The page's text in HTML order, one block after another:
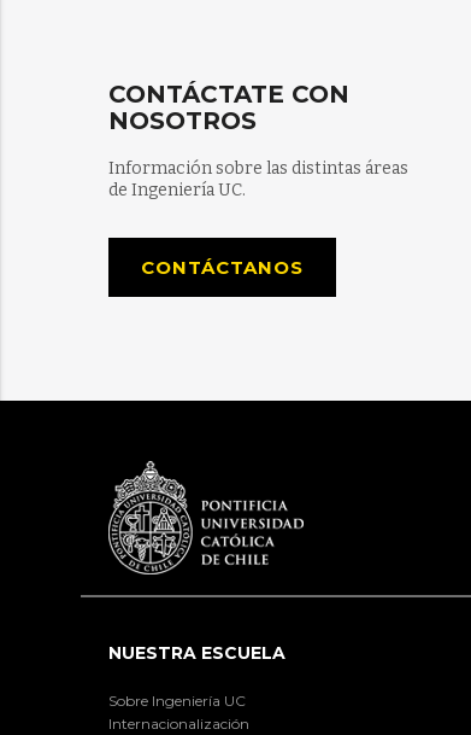
CONTÁCTATE CON
NOSOTROS
Información sobre las distintas áreas
de Ingeniería UC.
CONTÁCTANOS
NUESTRA ESCUELA
Sobre Ingeniería UC
Internacionalización